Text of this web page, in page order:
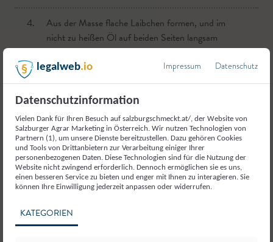
4.
Aus der Masse flache Laibchen formen, und im
nicht zu heißen Öl auf beiden Seiten langsam
anbraten.
anrichten.
und genießen.
Als Beilagen passen ausgezeichnet Erdäpfelpüree mit
Röstzwiebeln, frischer Kartoffelsalat oder wie in unserem Fall
Kartoffelspalten, cremiger Gurken-Sauerrahm Dip und grüner
Salat.
verfasst von
Salzburg schmeckt
Dieses Rezept ausdrucken oder weiterschicken?
legalweb.io Impressum Datenschutz
Datenschutzinformation
Vielen Dank für Ihren Besuch auf salzburgschmeckt.at/, der Website von
Salzburger Agrar Marketing in Österreich. Wir nutzen Technologien von
Partnern (1), um unsere Dienste bereitzustellen. Dazu gehören Cookies
und Tools von Drittanbietern zur Verarbeitung einiger Ihrer
personenbezogenen Daten. Diese Technologien sind für die Nutzung der
Website nicht zwingend erforderlich. Dennoch ermöglichen sie es uns,
einen besseren Service zu bieten und enger mit Ihnen zu interagieren. Sie
können Ihre Einwilligung jederzeit anpassen oder widerrufen.
KATEGORIEN